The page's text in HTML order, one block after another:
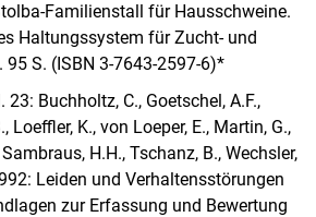
Familienstall für Hausschweine.
Haltungssystem für Zucht- und
95 S. (ISBN 3-7643-2597-6)*
Buchholtz, C., Goetschel, A.F.,
Loeffler, K., von Loeper, E., Martin, G.,
H.H., Tschanz, B., Wechsler,
Leiden und Verhaltensstörungen
zur Erfassung und Bewertung